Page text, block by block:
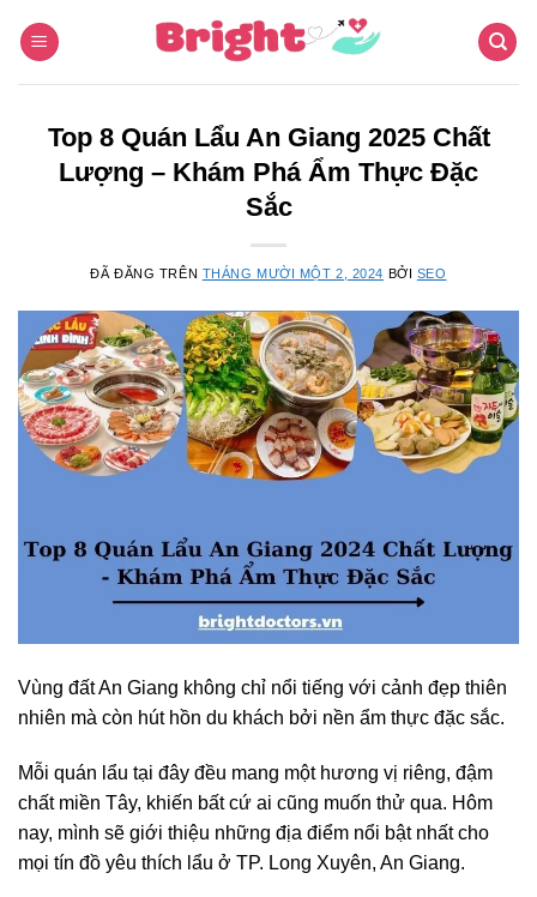
đến
Top 8 Quán Lẩu An Giang 2025 Chất
Lượng – Khám Phá Ẩm Thực Đặc
Sắc
ĐÃ ĐĂNG TRÊN THÁNG MƯỜI MỘT 2, 2024 BỞI SEO
Vùng đất An Giang không chỉ nổi tiếng với cảnh đẹp thiên
nhiên mà còn hút hồn du khách bởi nền ẩm thực đặc sắc.
Mỗi quán lẩu tại đây đều mang một hương vị riêng, đậm
chất miền Tây, khiến bất cứ ai cũng muốn thử qua. Hôm
nay, mình sẽ giới thiệu những địa điểm nổi bật nhất cho
mọi tín đồ yêu thích lẩu ở TP. Long Xuyên, An Giang.